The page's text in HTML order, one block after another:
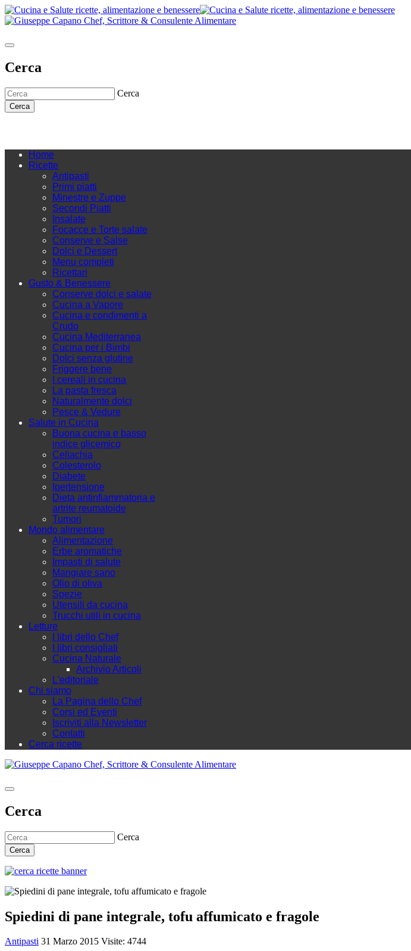
Cerca
Cerca
Cerca
Home
Ricette
Antipasti
Primi piatti
Minestre e Zuppe
Secondi Piatti
Insalate
Focacce e Torte salate
Conserve e Salse
Dolci e Dessert
Menu completi
Ricettari
Gusto & Benessere
Conserve dolci e salate
Cucina a Vapore
Cucina e condimenti a
Crudo
Cucina Mediterranea
Cucina per i Bimbi
Dolci senza glutine
Friggere bene
I cereali in cucina
La pasta fresca
Naturalmente dolci
Pesce & Vedure
Salute in Cucina
Buona cucina e basso
indice glicemico
Celiachia
Colesterolo
Diabete
Ipertensione
Dieta antinfiammatoria e
artrite reumatoide
Tumori
Mondo alimentare
Alimentazione
Erbe aromatiche
Impasti di salute
Mangiare sano
Olio di oliva
Spezie
Utensili da cucina
Trucchi utili in cucina
Letture
I libri dello Chef
I libri consigliati
Cucina Naturale
Archivio Articoli
L'editoriale
Chi siamo
La Pagina dello Chef
Corsi ed Eventi
Iscriviti alla Newsletter
Contatti
Cerca ricette
Cerca
Cerca
Cerca
Spiedini di pane integrale, tofu affumicato e fragole
Antipasti 31 Marzo 2015 Visite: 4744